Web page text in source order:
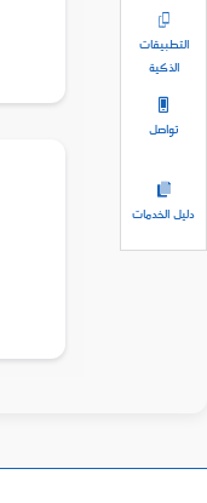
التطبيقات
الذكية
تواصل
دليل الخدمات